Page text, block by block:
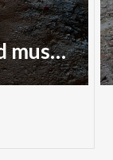
The Bagnada mine and museum